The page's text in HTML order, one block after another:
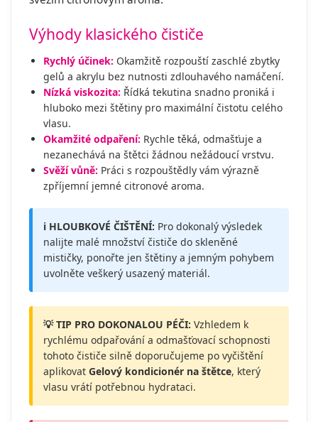
Výhody klasického čističe
Rychlý účinek: Okamžitě rozpouští zaschlé zbytky
gelů a akrylu bez nutnosti zdlouhavého namáčení.
Nízká viskozita: Řídká tekutina snadno proniká i
hluboko mezi štětiny pro maximální čistotu celého
vlasu.
Okamžité odpaření: Rychle těká, odmašťuje a
nezanechává na štětci žádnou nežádoucí vrstvu.
Svěží vůně: Práci s rozpouštědly vám výrazně
zpříjemní jemné citronové aroma.
ℹ️ HLOUBKOVÉ ČIŠTĚNÍ: Pro dokonalý výsledek
nalijte malé množství čističe do skleněné
mističky, ponořte jen štětiny a jemným pohybem
uvolněte veškerý usazený materiál.
💡 TIP PRO DOKONALOU PÉČI: Vzhledem k
rychlému odpařování a odmašťovací schopnosti
tohoto čističe silně doporučujeme po vyčištění
aplikovat Gelový kondicionér na štětce, který
vlasu vrátí potřebnou hydrataci.